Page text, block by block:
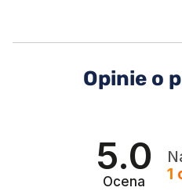
Opinie o
5.0
Ocena
1